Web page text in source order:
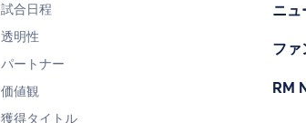
試合日程
透明性
パートナー
価値観
獲得タイトル
ニュ
ファ
RM